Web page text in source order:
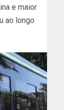
e maior
ao longo